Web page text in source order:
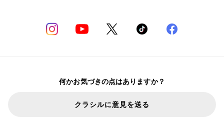
何かお気づきの点はありますか？
クラシルに意見を送る